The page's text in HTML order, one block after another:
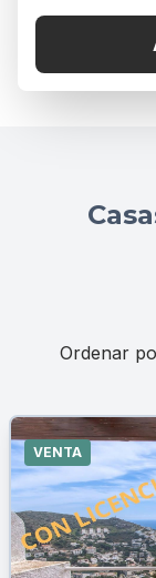
Piscina
Ascensor
Ordenar
VENTA